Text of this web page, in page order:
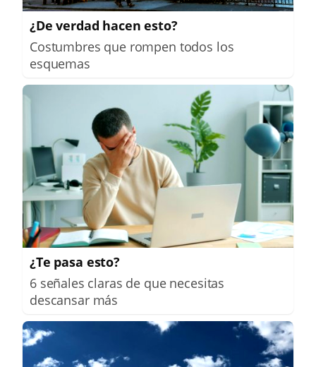
¿De verdad hacen esto?
Costumbres que rompen todos los
esquemas
¿Te pasa esto?
6 señales claras de que necesitas
descansar más